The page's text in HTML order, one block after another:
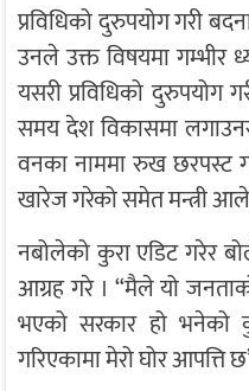
प्रविधिको दुरुपयोग गरी
उनले उक्त विषयमा गम्भीर
यसरी प्रविधिको
समय देश विकासमा
वनका नाममा रुख छरपस्ट
खारेज गरेको समेत मन्त्री
नबोलेको कुरा एडिट गरेर
आग्रह गरे । “मैले यो
भएको सरकार हो भनेको
गरिएकामा मेरो घोर आपत्ति